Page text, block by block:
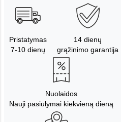
Pristatymas
7-10 dienų
14 dienų
grąžinimo garantija
Nuolaidos
Nauji pasiūlymai kiekvieną dieną